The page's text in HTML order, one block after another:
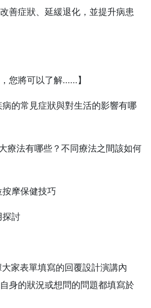
善症狀、延緩退化，並提升病患
您將可以了解......】
的常見症狀與對生活的影響有哪
療法有哪些？不同療法之間該如何
摩保健技巧
探討
大家表單填寫的回覆設計演講內
身的狀況或想問的問題都填寫於